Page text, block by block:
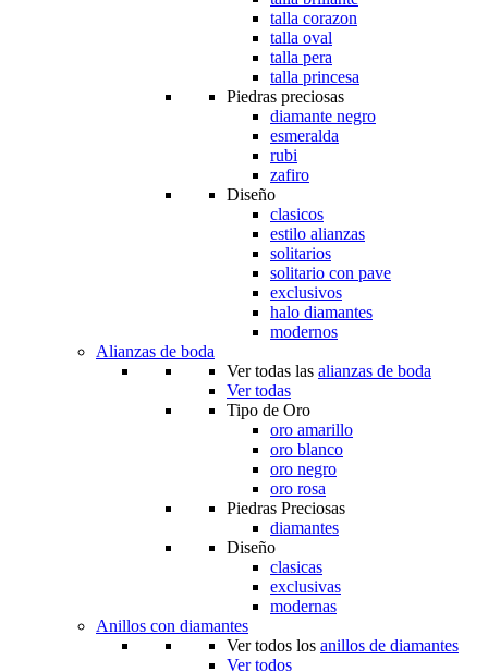
talla corazon
talla oval
talla pera
talla princesa
Piedras preciosas
diamante negro
esmeralda
rubi
zafiro
Diseño
clasicos
estilo alianzas
solitarios
solitario con pave
exclusivos
halo diamantes
modernos
Alianzas de boda
Ver todas las alianzas de boda
Ver todas
Tipo de Oro
oro amarillo
oro blanco
oro negro
oro rosa
Piedras Preciosas
diamantes
Diseño
clasicas
exclusivas
modernas
Anillos con diamantes
Ver todos los anillos de diamantes
Ver todos